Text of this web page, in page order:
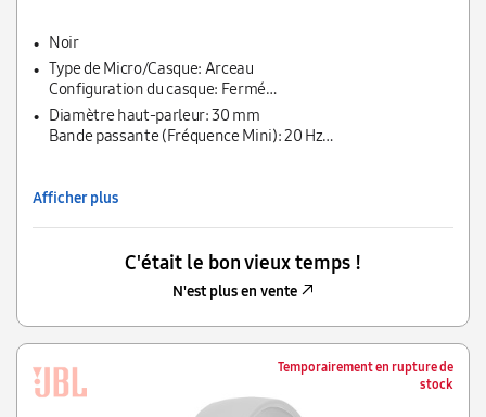
Noir
Type de Micro/Casque: Arceau
Configuration du casque: Fermé
Couplage auriculaire: Supra-auriculaire
Utilisation: Hi-Fi
Réduction de bruit active: Non
Diamètre haut-parleur: 30 mm
Bande passante (Fréquence Mini): 20 Hz
Afficher plus
C'était le bon vieux temps !
N'est plus en vente
Temporairement en rupture de
stock